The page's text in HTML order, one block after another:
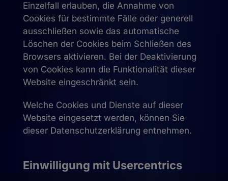
Einzelfall erlauben, die Annahme von
Cookies für bestimmte Fälle oder generell
ausschließen sowie das automatische
Löschen der Cookies beim Schließen des
Browsers aktivieren. Bei der Deaktivierung
von Cookies kann die Funktionalität dieser
Website eingeschränkt sein.
Welche Cookies und Dienste auf dieser
Website eingesetzt werden, können Sie
dieser Datenschutzerklärung entnehmen.
Einwilligung mit Usercentrics